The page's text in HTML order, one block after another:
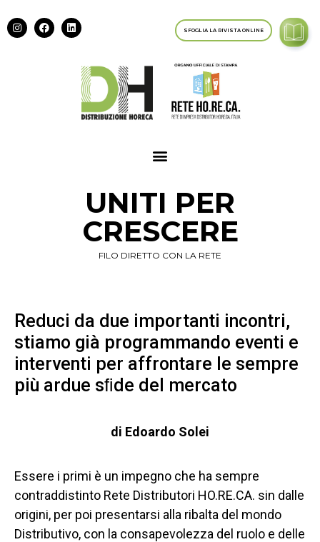
SFOGLIA LA RIVISTA ONLINE
UNITI PER
CRESCERE
FILO DIRETTO CON LA RETE
Reduci da due importanti incontri,
stiamo già programmando eventi e
interventi per affrontare le sempre
più ardue sﬁde del mercato
di Edoardo Solei
Essere i primi è un impegno che ha sempre
contraddistinto Rete Distributori HO.RE.CA. sin dalle
origini, per poi presentarsi alla ribalta del mondo
Distributivo, con la consapevolezza del ruolo e delle